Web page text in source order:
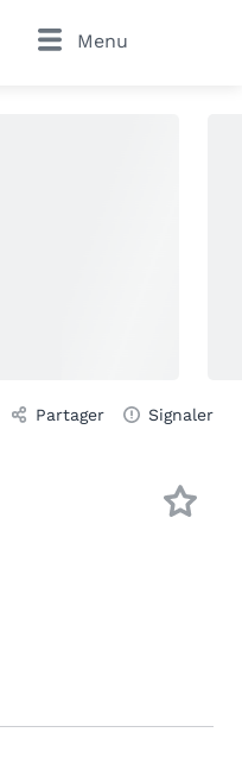
Menu
Partager Signaler